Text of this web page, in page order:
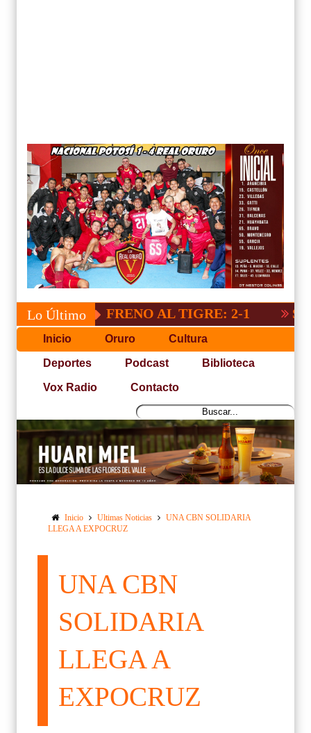
Lo Último
FRENO AL TIGRE: 2-1
Inicio Oruro Cultura
Deportes Podcast Biblioteca
Vox Radio Contacto
Inicio Ultimas Noticias
UNA CBN SOLIDARIA
LLEGA A EXPOCRUZ
UNA CBN
SOLIDARIA
LLEGA A
EXPOCRUZ